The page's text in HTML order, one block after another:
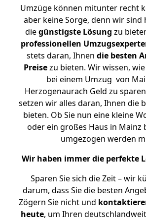
Umzüge können mitunter recht
aber keine Sorge, denn wir sind
diegünstigste Lösung zu
professionellen
stets daran, Ihnen die besten
Preisezu bieten. Wir wissen,
bei einem Umzug von
Herzogenaurach Geld zu
setzen wir alles daran, Ihnen die
bieten. Ob Sie nun eine kleine
oder ein großes Haus in Mainz
umgezogen werden
Wir haben immer die perfekte
Sparen Sie sich die Zeit – wir
darum, dass Sie die besten
Zögern Sie nicht und
heute, um Ihren